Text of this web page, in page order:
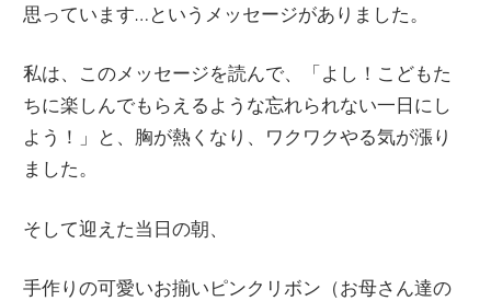
思っています…というメッセージがありました。
私は、このメッセージを読んで、「よし！こどもた
ちに楽しんでもらえるような忘れられない一日にし
よう！」と、胸が熱くなり、ワクワクやる気が漲り
ました。
そして迎えた当日の朝、
手作りの可愛いお揃いピンクリボン（お母さん達の